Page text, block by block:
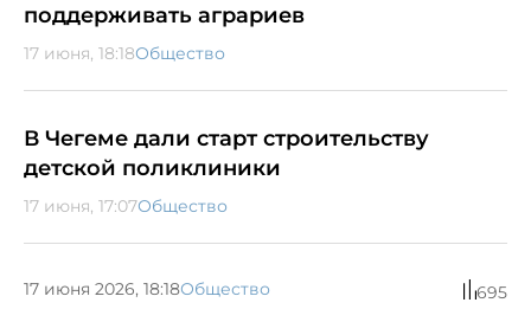
поддерживать аграриев
17 июня, 18:18Общество
В Чегеме дали старт строительству
детской поликлиники
17 июня, 17:07Общество
17 июня 2026, 18:18Общество 695